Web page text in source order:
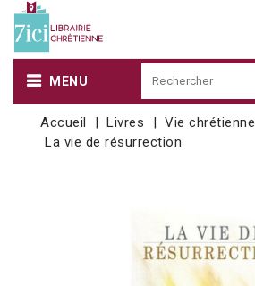
MENU
Accueil Livres Vie chrétienne
La vie de résurrection